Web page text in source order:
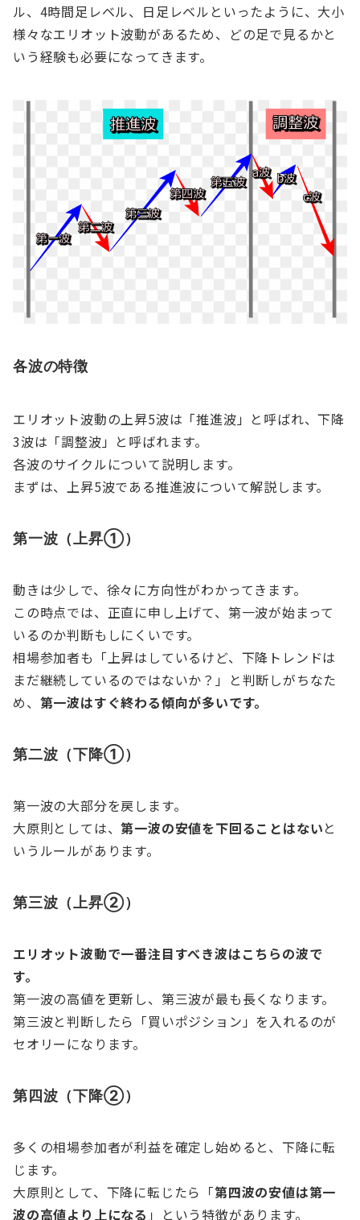
ル、4時間足レベル、日足レベルといったように、大小
様々なエリオット波動があるため、どの足で見るかと
いう経験も必要になってきます。
各波の特徴
エリオット波動の上昇5波は「推進波」と呼ばれ、下降
3波は「調整波」と呼ばれます。
各波のサイクルについて説明します。
まずは、上昇5波である推進波について解説します。
第一波（上昇①）
動きは少しで、徐々に方向性がわかってきます。
この時点では、正直に申し上げて、第一波が始まって
いるのか判断もしにくいです。
相場参加者も「上昇はしているけど、下降トレンドは
まだ継続しているのではないか？」と判断しがちなた
め、 第一波はすぐ終わる傾向が多いです。
第二波（下降①）
第一波の大部分を戻します。
大原則としては、第一波の安値を下回ることはないと
いうルールがあります。
第三波（上昇②）
エリオット波動で一番注目すべき波はこちらの波で
す。
第一波の高値を更新し、第三波が最も長くなります。
第三波と判断したら「買いポジション」を入れるのが
セオリーになります。
第四波（下降②）
多くの相場参加者が利益を確定し始めると、下降に転
じます。
大原則として、下降に転じたら「第四波の安値は第一
波の高値より上になる 」という特徴があります。